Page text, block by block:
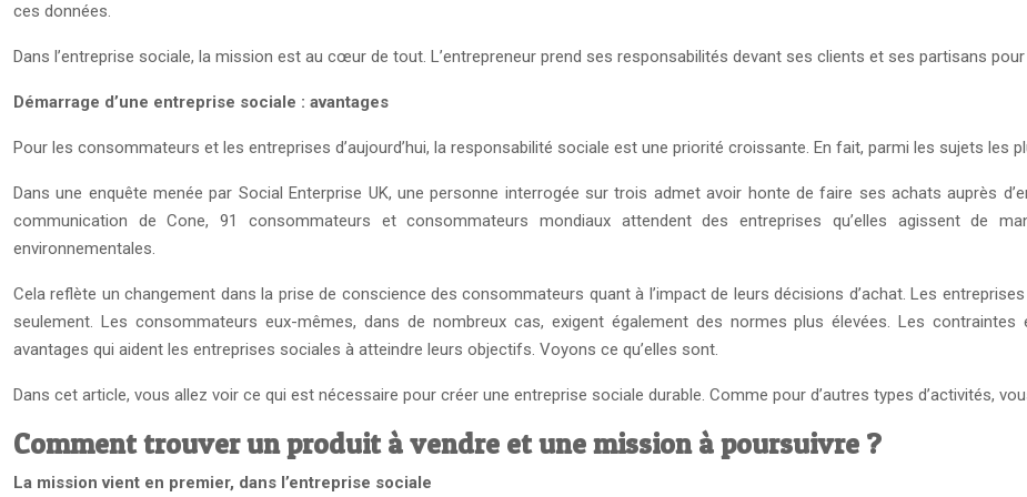
ces données.
Dans l’entreprise sociale, la mission est au cœur de tout. L’entrepreneur prend ses responsabilités devant ses clients et ses partisans
Démarrage d’une entreprise sociale : avantages
Pour les consommateurs et les entreprises d’aujourd’hui, la responsabilité sociale est une priorité croissante. En fait, parmi les sujets les
Dans une enquête menée par Social Enterprise UK, une personne interrogée sur trois admet avoir honte de faire ses achats auprès
communication de Cone, 91 consommateurs et consommateurs mondiaux attendent des entreprises qu’elles agissent de
environnementales.
Cela reflète un changement dans la prise de conscience des consommateurs quant à l’impact de leurs décisions d’achat. Les
seulement. Les consommateurs eux-mêmes, dans de nombreux cas, exigent également des normes plus élevées. Les
avantages qui aident les entreprises sociales à atteindre leurs objectifs. Voyons ce qu’elles sont.
Dans cet article, vous allez voir ce qui est nécessaire pour créer une entreprise sociale durable. Comme pour d’autres types d’activités,
Comment trouver un produit à vendre et une mission à poursuivre ?
La mission vient en premier, dans l’entreprise sociale